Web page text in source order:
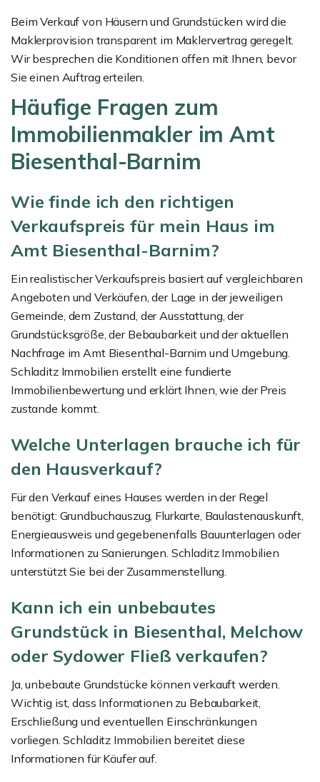
Beim Verkauf von Häusern und Grundstücken wird die
Maklerprovision transparent im Maklervertrag geregelt.
Wir besprechen die Konditionen offen mit Ihnen, bevor
Sie einen Auftrag erteilen.
Häufige Fragen zum
Immobilienmakler im Amt
Biesenthal-Barnim
Wie finde ich den richtigen
Verkaufspreis für mein Haus im
Amt Biesenthal-Barnim?
Ein realistischer Verkaufspreis basiert auf vergleichbaren
Angeboten und Verkäufen, der Lage in der jeweiligen
Gemeinde, dem Zustand, der Ausstattung, der
Grundstücksgröße, der Bebaubarkeit und der aktuellen
Nachfrage im Amt Biesenthal-Barnim und Umgebung.
Schladitz Immobilien erstellt eine fundierte
Immobilienbewertung und erklärt Ihnen, wie der Preis
zustande kommt.
Welche Unterlagen brauche ich für
den Hausverkauf?
Für den Verkauf eines Hauses werden in der Regel
benötigt: Grundbuchauszug, Flurkarte, Baulastenauskunft,
Energieausweis und gegebenenfalls Bauunterlagen oder
Informationen zu Sanierungen. Schladitz Immobilien
unterstützt Sie bei der Zusammenstellung.
Kann ich ein unbebautes
Grundstück in Biesenthal, Melchow
oder Sydower Fließ verkaufen?
Ja, unbebaute Grundstücke können verkauft werden.
Wichtig ist, dass Informationen zu Bebaubarkeit,
Erschließung und eventuellen Einschränkungen
vorliegen. Schladitz Immobilien bereitet diese
Informationen für Käufer auf.